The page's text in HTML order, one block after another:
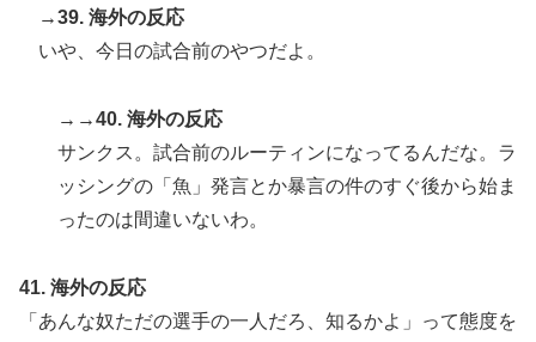
→39. 海外の反応
いや、今日の試合前のやつだよ。
→→40. 海外の反応
サンクス。試合前のルーティンになってるんだな。ラ
ッシングの「魚」発言とか暴言の件のすぐ後から始ま
ったのは間違いないわ。
41. 海外の反応
「あんな奴ただの選手の一人だろ、知るかよ」って態度を